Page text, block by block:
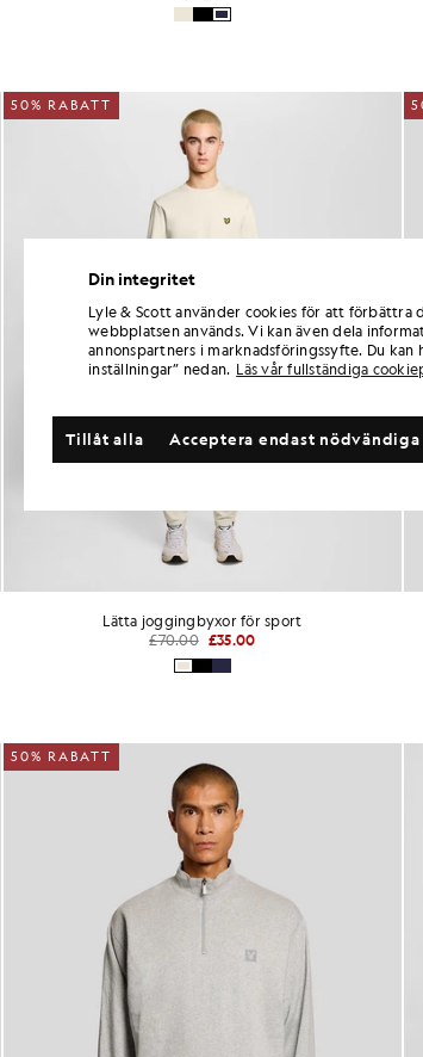
50% RABATT
Lätta joggingbyxor för sport
£70.00 £35.00
50% RABATT
Din integritet
Lyle & Scott använder cookies för att förbättra
webbplatsen används. Vi kan även dela
annonspartners i marknadsföringssyfte. Du
inställningar” nedan. Läs vår fullständiga
Acceptera endast nödvändiga
Tillåt alla